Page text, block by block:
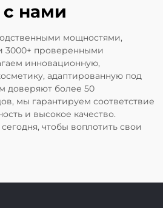
нами
мощностями,
3000+ проверенными
инновационную,
адаптированную под
доверяют более 50
мы гарантируем соответствие
и высокое качество.
чтобы воплотить свои